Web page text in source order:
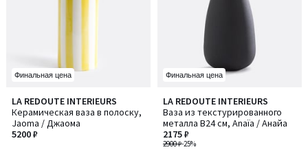
Финальная цена
LA REDOUTE INTERIEURS
Керамическая ваза в полоску,
Jaoma / Джаома
5200 ₽
4,6
/ 5
Финальная цена
LA REDOUTE INTERIEURS
Ваза из текстурированного
металла В24 см, Anaïa / Анайа
2900 ₽-25%
2175 ₽
4,7
/ 5